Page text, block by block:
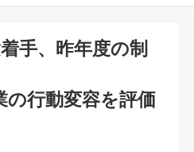
手、昨年度の制
行動変容を評価